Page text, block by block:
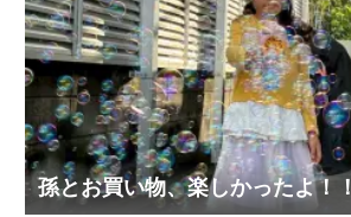
孫とお買い物、楽しかったよ！！